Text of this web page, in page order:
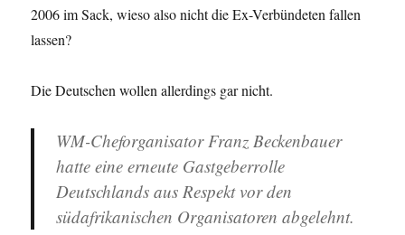
2006 im Sack, wieso also nicht die Ex-Verbündeten fallen
lassen?
Die Deutschen wollen allerdings gar nicht.
WM-Cheforganisator Franz Beckenbauer
hatte eine erneute Gastgeberrolle
Deutschlands aus Respekt vor den
südafrikanischen Organisatoren abgelehnt.